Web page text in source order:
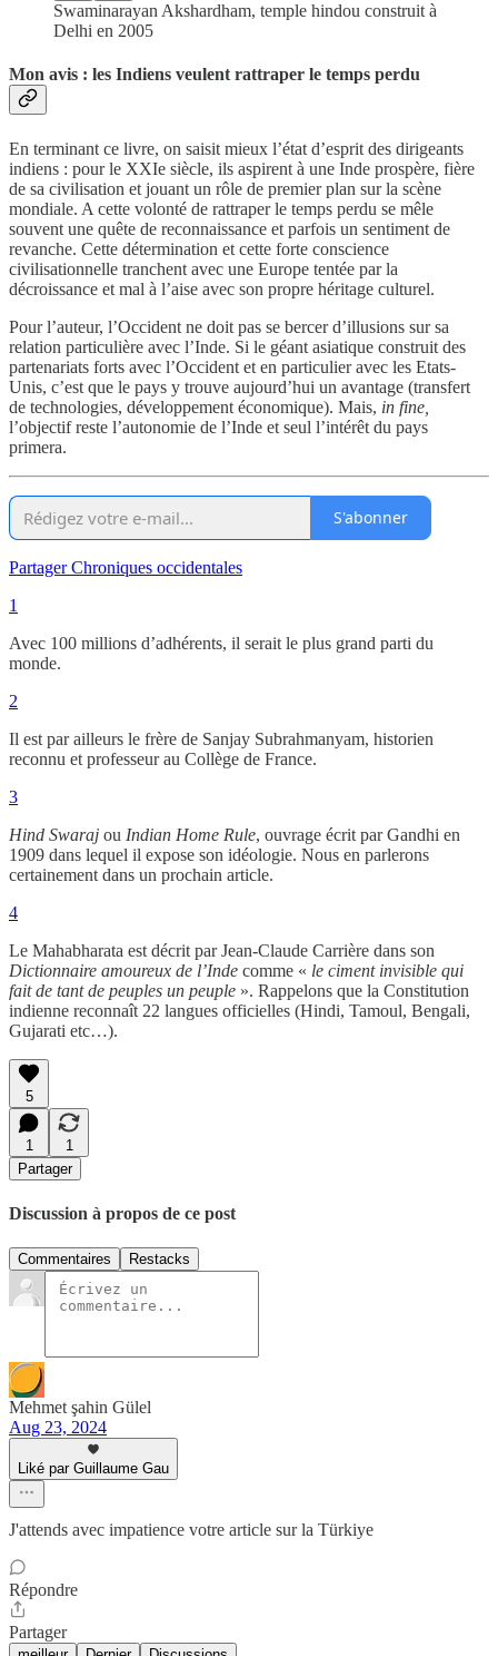
Swaminarayan Akshardham, temple hindou construit à
Delhi en 2005
Mon avis : les Indiens veulent rattraper le temps perdu
En terminant ce livre, on saisit mieux l’état d’esprit des dirigeants
indiens : pour le XXIe siècle, ils aspirent à une Inde prospère, fière
de sa civilisation et jouant un rôle de premier plan sur la scène
mondiale. A cette volonté de rattraper le temps perdu se mêle
souvent une quête de reconnaissance et parfois un sentiment de
revanche. Cette détermination et cette forte conscience
civilisationnelle tranchent avec une Europe tentée par la
décroissance et mal à l’aise avec son propre héritage culturel.
Pour l’auteur, l’Occident ne doit pas se bercer d’illusions sur sa
relation particulière avec l’Inde. Si le géant asiatique construit des
partenariats forts avec l’Occident et en particulier avec les Etats-
Unis, c’est que le pays y trouve aujourd’hui un avantage (transfert
de technologies, développement économique). Mais, in fine,
l’objectif reste l’autonomie de l’Inde et seul l’intérêt du pays
primera.
S'abonner
Partager Chroniques occidentales
1
Avec 100 millions d’adhérents, il serait le plus grand parti du
monde.
2
Il est par ailleurs le frère de Sanjay Subrahmanyam, historien
reconnu et professeur au Collège de France.
3
Hind Swaraj ou Indian Home Rule, ouvrage écrit par Gandhi en
1909 dans lequel il expose son idéologie. Nous en parlerons
certainement dans un prochain article.
4
Le Mahabharata est décrit par Jean-Claude Carrière dans son
Dictionnaire amoureux de l’Inde comme « le ciment invisible qui
fait de tant de peuples un peuple ». Rappelons que la Constitution
indienne reconnaît 22 langues officielles (Hindi, Tamoul, Bengali,
Gujarati etc…).
5
1
1
Partager
Discussion à propos de ce post
Commentaires Restacks
Mehmet şahin Gülel
Aug 23, 2024
Liké par Guillaume Gau
J'attends avec impatience votre article sur la Türkiye
Répondre
Partager